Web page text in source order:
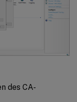
des CA-